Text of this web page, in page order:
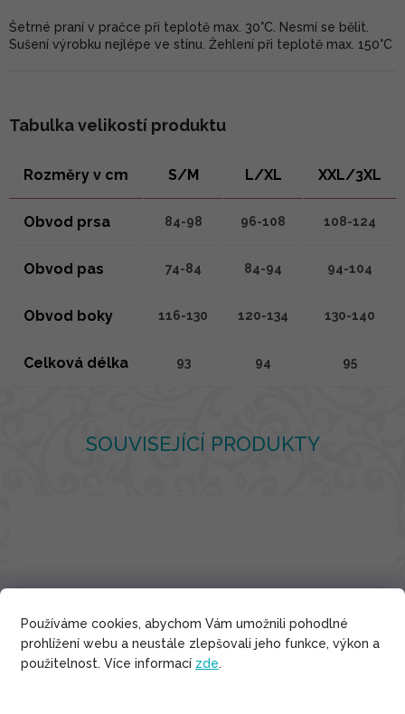
Používáme cookies, abychom Vám umožnili pohodlné
prohlížení webu a neustále zlepšovali jeho funkce, výkon a
použitelnost. Více informací zde.
SOUVISEJÍCÍ PRODUKTY
Šetrné praní v pračce při teplotě max. 30°C. Nesmí se bělit.
Sušení výrobku nejlépe ve stínu. Žehlení při teplotě max. 150°C
Tabulka velikostí produktu
Rozměry v cm S/M L/XL XXL/3XL
Obvod prsa 84-98 96-108 108-124
Obvod pas 74-84 84-94 94-104
Obvod boky 116-130 120-134 130-140
Celková délka 93 94 95